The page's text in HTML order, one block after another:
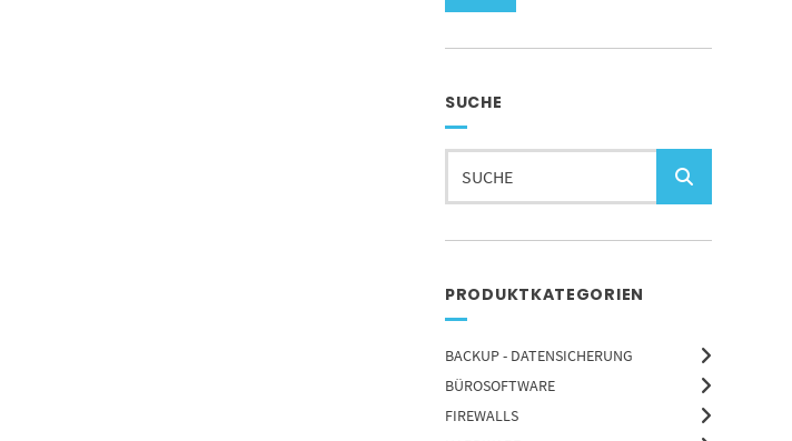
SUCHE
nach:
PRODUKTKATEGORIEN
BACKUP - DATENSICHERUNG
BÜROSOFTWARE
FIREWALLS